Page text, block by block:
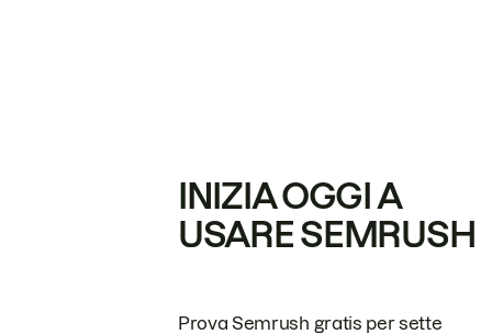
INIZIA OGGI A
USARE SEMRUSH
Prova Semrush gratis per sette